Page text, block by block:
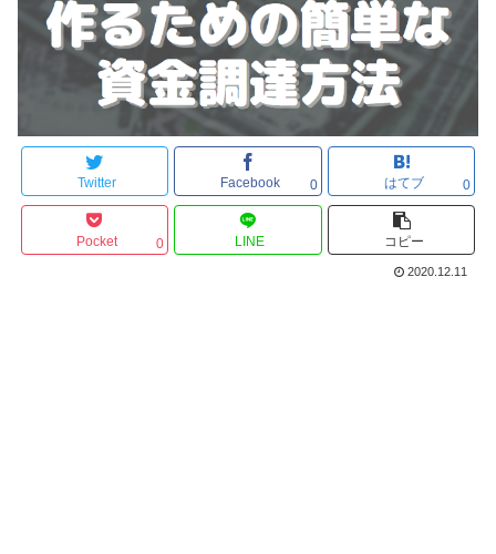
Twitter Facebook 0 はてブ 0
Pocket 0 LINE コピー
2020.12.11